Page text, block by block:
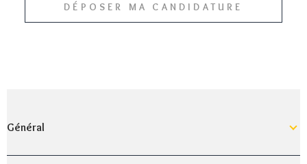
DÉPOSER MA CANDIDATURE
Général